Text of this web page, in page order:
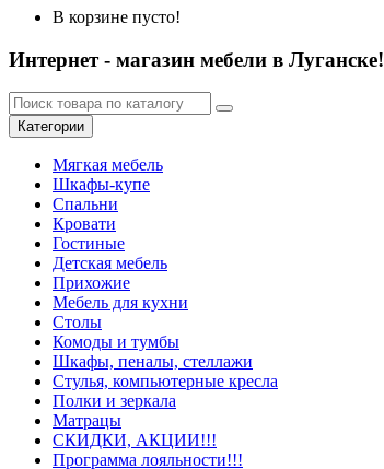
В корзине пусто!
Интернет - магазин мебели в Луганске!
Категории
Мягкая мебель
Шкафы-купе
Спальни
Кровати
Гостиные
Детская мебель
Прихожие
Мебель для кухни
Столы
Комоды и тумбы
Шкафы, пеналы, стеллажи
Стулья, компьютерные кресла
Полки и зеркала
Матрацы
СКИДКИ, АКЦИИ!!!
Программа лояльности!!!